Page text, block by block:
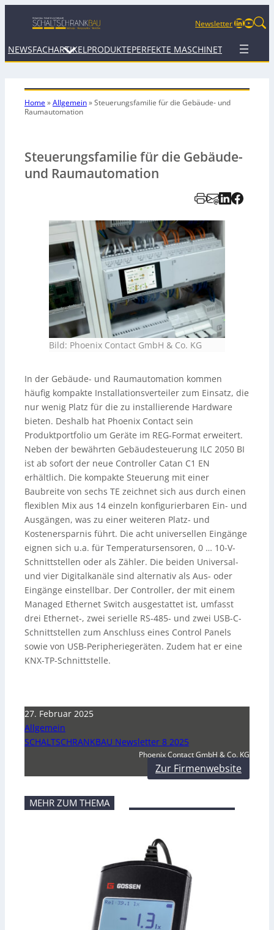
NewsletterLinkedIn
NEWSFACHARTIKEL PRODUKTEPERFEKTE MASCHINETERMINE
Home»Allgemein»Steuerungsfamilie für die Gebäude- und
Raumautomation
Steuerungsfamilie für die Gebäude-
und Raumautomation
Bild: Phoenix Contact GmbH & Co. KG
In der Gebäude- und Raumautomation kommen
häufig kompakte Installationsverteiler zum Einsatz, die
nur wenig Platz für die zu installierende Hardware
bieten. Deshalb hat Phoenix Contact sein
Produktportfolio um Geräte im REG-Format erweitert.
Neben der bewährten Gebäudesteuerung ILC 2050 BI
ist ab sofort der neue Controller Catan C1 EN
erhältlich. Die kompakte Steuerung mit einer
Baubreite von sechs TE zeichnet sich aus durch einen
flexiblen Mix aus 14 einzeln konfigurierbaren Ein- und
Ausgängen, was zu einer weiteren Platz- und
Kostenersparnis führt. Die acht universellen Eingänge
eignen sich u.a. für Temperatursensoren, 0 … 10-V-
Schnittstellen oder als Zähler. Die beiden Universal-
und vier Digitalkanäle sind alternativ als Aus- oder
Eingänge einstellbar. Der Controller, der mit einem
Managed Ethernet Switch ausgestattet ist, umfasst
drei Ethernet-, zwei serielle RS-485- und zwei USB-C-
Schnittstellen zum Anschluss eines Control Panels
sowie von USB-Peripheriegeräten. Zudem hat er eine
KNX-TP-Schnittstelle.
27. Februar 2025
Allgemein
SCHALTSCHRANKBAU Newsletter 8 2025
Phoenix Contact GmbH & Co. KG
Zur Firmenwebsite
MEHR ZUM THEMA